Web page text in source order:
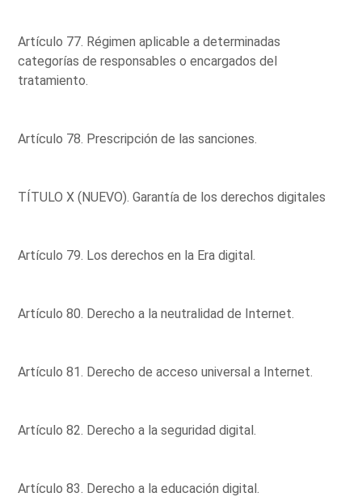
Artículo 77. Régimen aplicable a determinadas
categorías de responsables o encargados del
tratamiento.
Artículo 78. Prescripción de las sanciones.
TÍTULO X (NUEVO). Garantía de los derechos digitales
Artículo 79. Los derechos en la Era digital.
Artículo 80. Derecho a la neutralidad de Internet.
Artículo 81. Derecho de acceso universal a Internet.
Artículo 82. Derecho a la seguridad digital.
Artículo 83. Derecho a la educación digital.